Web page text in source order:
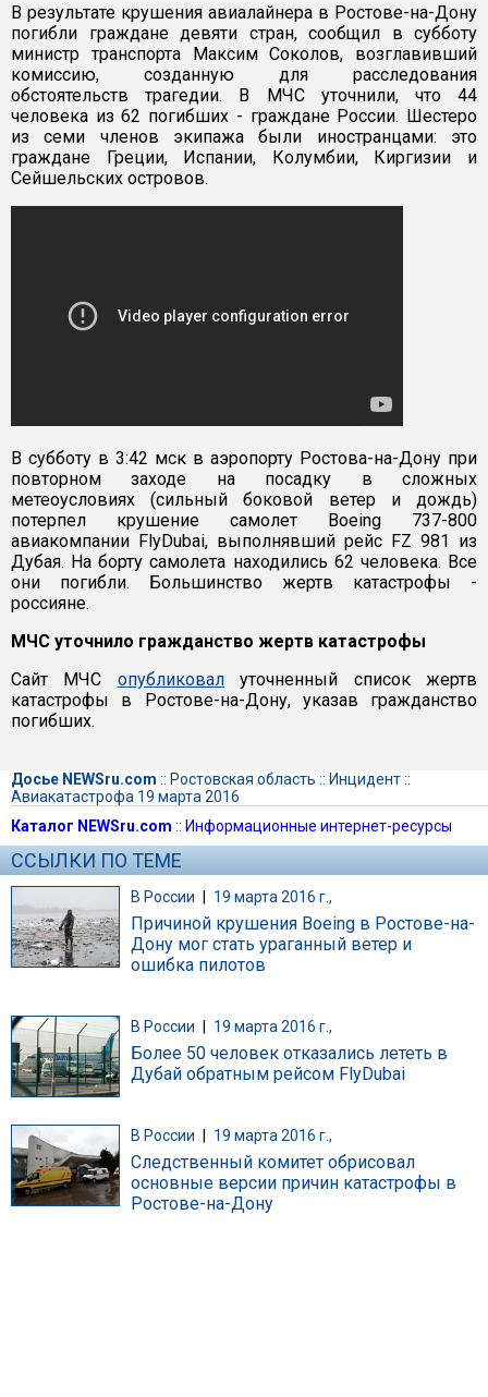
В результате крушения авиалайнера в Ростове-на-Дону
погибли граждане девяти стран, сообщил в субботу
министр транспорта Максим Соколов, возглавивший
комиссию, созданную для расследования
обстоятельств трагедии. В МЧС уточнили, что 44
человека из 62 погибших - граждане России. Шестеро
из семи членов экипажа были иностранцами: это
граждане Греции, Испании, Колумбии, Киргизии и
Сейшельских островов.
В субботу в 3:42 мск в аэропорту Ростова-на-Дону при
повторном заходе на посадку в сложных
метеоусловиях (сильный боковой ветер и дождь)
потерпел крушение самолет Boeing 737-800
авиакомпании FlyDubai, выполнявший рейс FZ 981 из
Дубая. На борту самолета находились 62 человека. Все
они погибли. Большинство жертв катастрофы -
россияне.
МЧС уточнило гражданство жертв катастрофы
Сайт МЧС опубликовалуточненный список жертв
катастрофы в Ростове-на-Дону, указав гражданство
погибших.
Досье NEWSru.com :: Ростовская область :: Инцидент::
Авиакатастрофа 19 марта 2016
Каталог NEWSru.com :: Информационные интернет-ресурсы
ССЫЛКИ ПО ТЕМЕ
В России | 19 марта 2016 г.,
Причиной крушения Boeing в Ростове-на-
Дону мог стать ураганный ветер и
ошибка пилотов
В России 19 марта 2016 г.,
Более 50 человек отказались лететь в
Дубай обратным рейсом FlyDubai
В России 19 марта 2016 г.,
Следственный комитет обрисовал
основные версии причин катастрофы в
Ростове-на-Дону